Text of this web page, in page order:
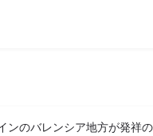
ンのバレンシア地方が発祥